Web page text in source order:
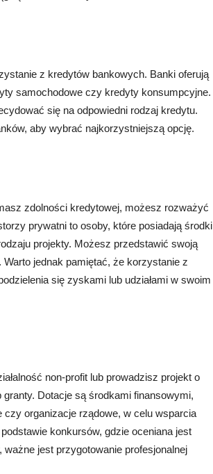
z kredytów bankowych. Banki oferują
samochodowe czy kredyty konsumpcyjne.
się na odpowiedni rodzaj kredytu.
aby wybrać najkorzystniejszą opcję.
zdolności kredytowej, możesz rozważyć
prywatni to osoby, które posiadają środki
projekty. Możesz przedstawić swoją
jednak pamiętać, że korzystanie z
się zyskami lub udziałami w swoim
non-profit lub prowadzisz projekt o
Dotacje są środkami finansowymi,
organizacje rządowe, w celu wsparcia
konkursów, gdzie oceniana jest
jest przygotowanie profesjonalnej